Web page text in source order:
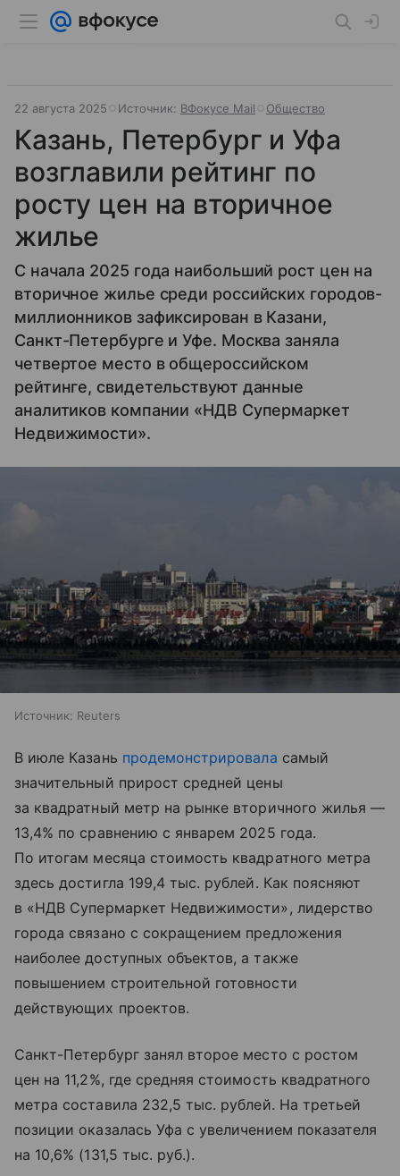
22 августа 2025 Источник: ВФокусе Mail Общество
Казань, Петербург и Уфа
возглавили рейтинг по
росту цен на вторичное
жилье
С начала 2025 года наибольший рост цен на
вторичное жилье среди российских городов-
миллионников зафиксирован в Казани,
Санкт-Петербурге и Уфе. Москва заняла
четвертое место в общероссийском
рейтинге, свидетельствуют данные
аналитиков компании «НДВ Супермаркет
Недвижимости».
Источник: Reuters
В июле Казань продемонстрировала самый
значительный прирост средней цены
за квадратный метр на рынке вторичного жилья —
13,4% по сравнению с январем 2025 года.
По итогам месяца стоимость квадратного метра
здесь достигла 199,4 тыс. рублей. Как поясняют
в «НДВ Супермаркет Недвижимости», лидерство
города связано с сокращением предложения
наиболее доступных объектов, а также
повышением строительной готовности
действующих проектов.
Санкт-Петербург занял второе место с ростом
цен на 11,2%, где средняя стоимость квадратного
метра составила 232,5 тыс. рублей. На третьей
позиции оказалась Уфа с увеличением показателя
на 10,6% (131,5 тыс. руб.).